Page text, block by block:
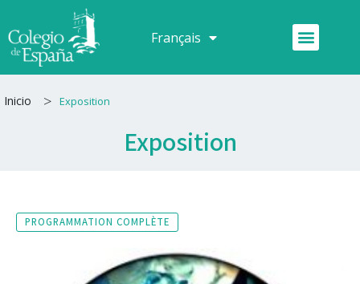
au
contenu
Français
Español Menu
Inicio > Exposition
Exposition
PROGRAMMATION COMPLÈTE